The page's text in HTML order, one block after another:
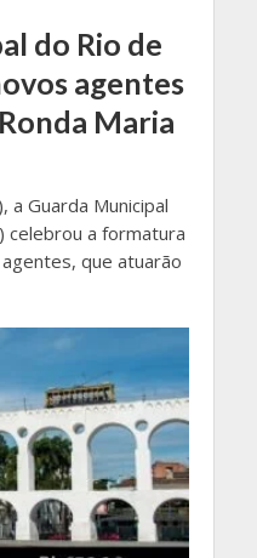
do Rio de
agentes
Maria
Guarda Municipal
celebrou a formatura
que atuarão